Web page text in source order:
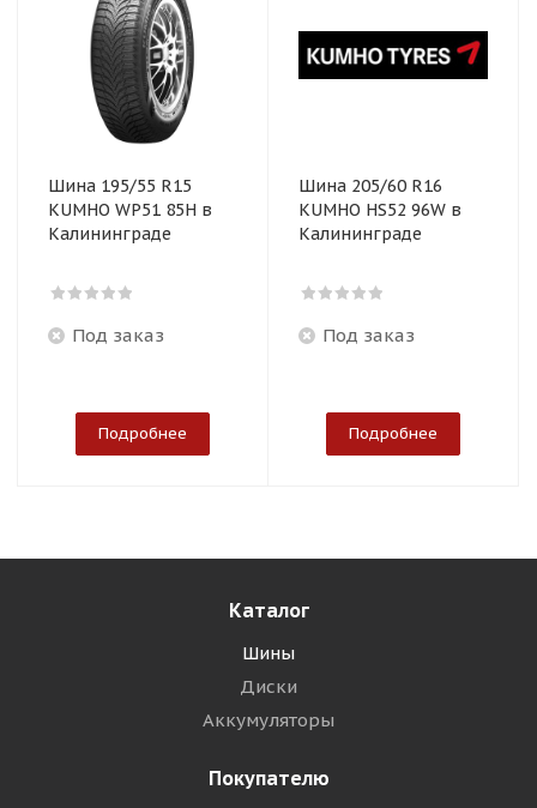
Шина 195/55 R15
KUMHO WP51 85H в
Калининграде
Под заказ
Подробнее
Шина 205/60 R16
KUMHO HS52 96W в
Калининграде
Под заказ
Подробнее
Каталог
Шины
Диски
Аккумуляторы
Покупателю